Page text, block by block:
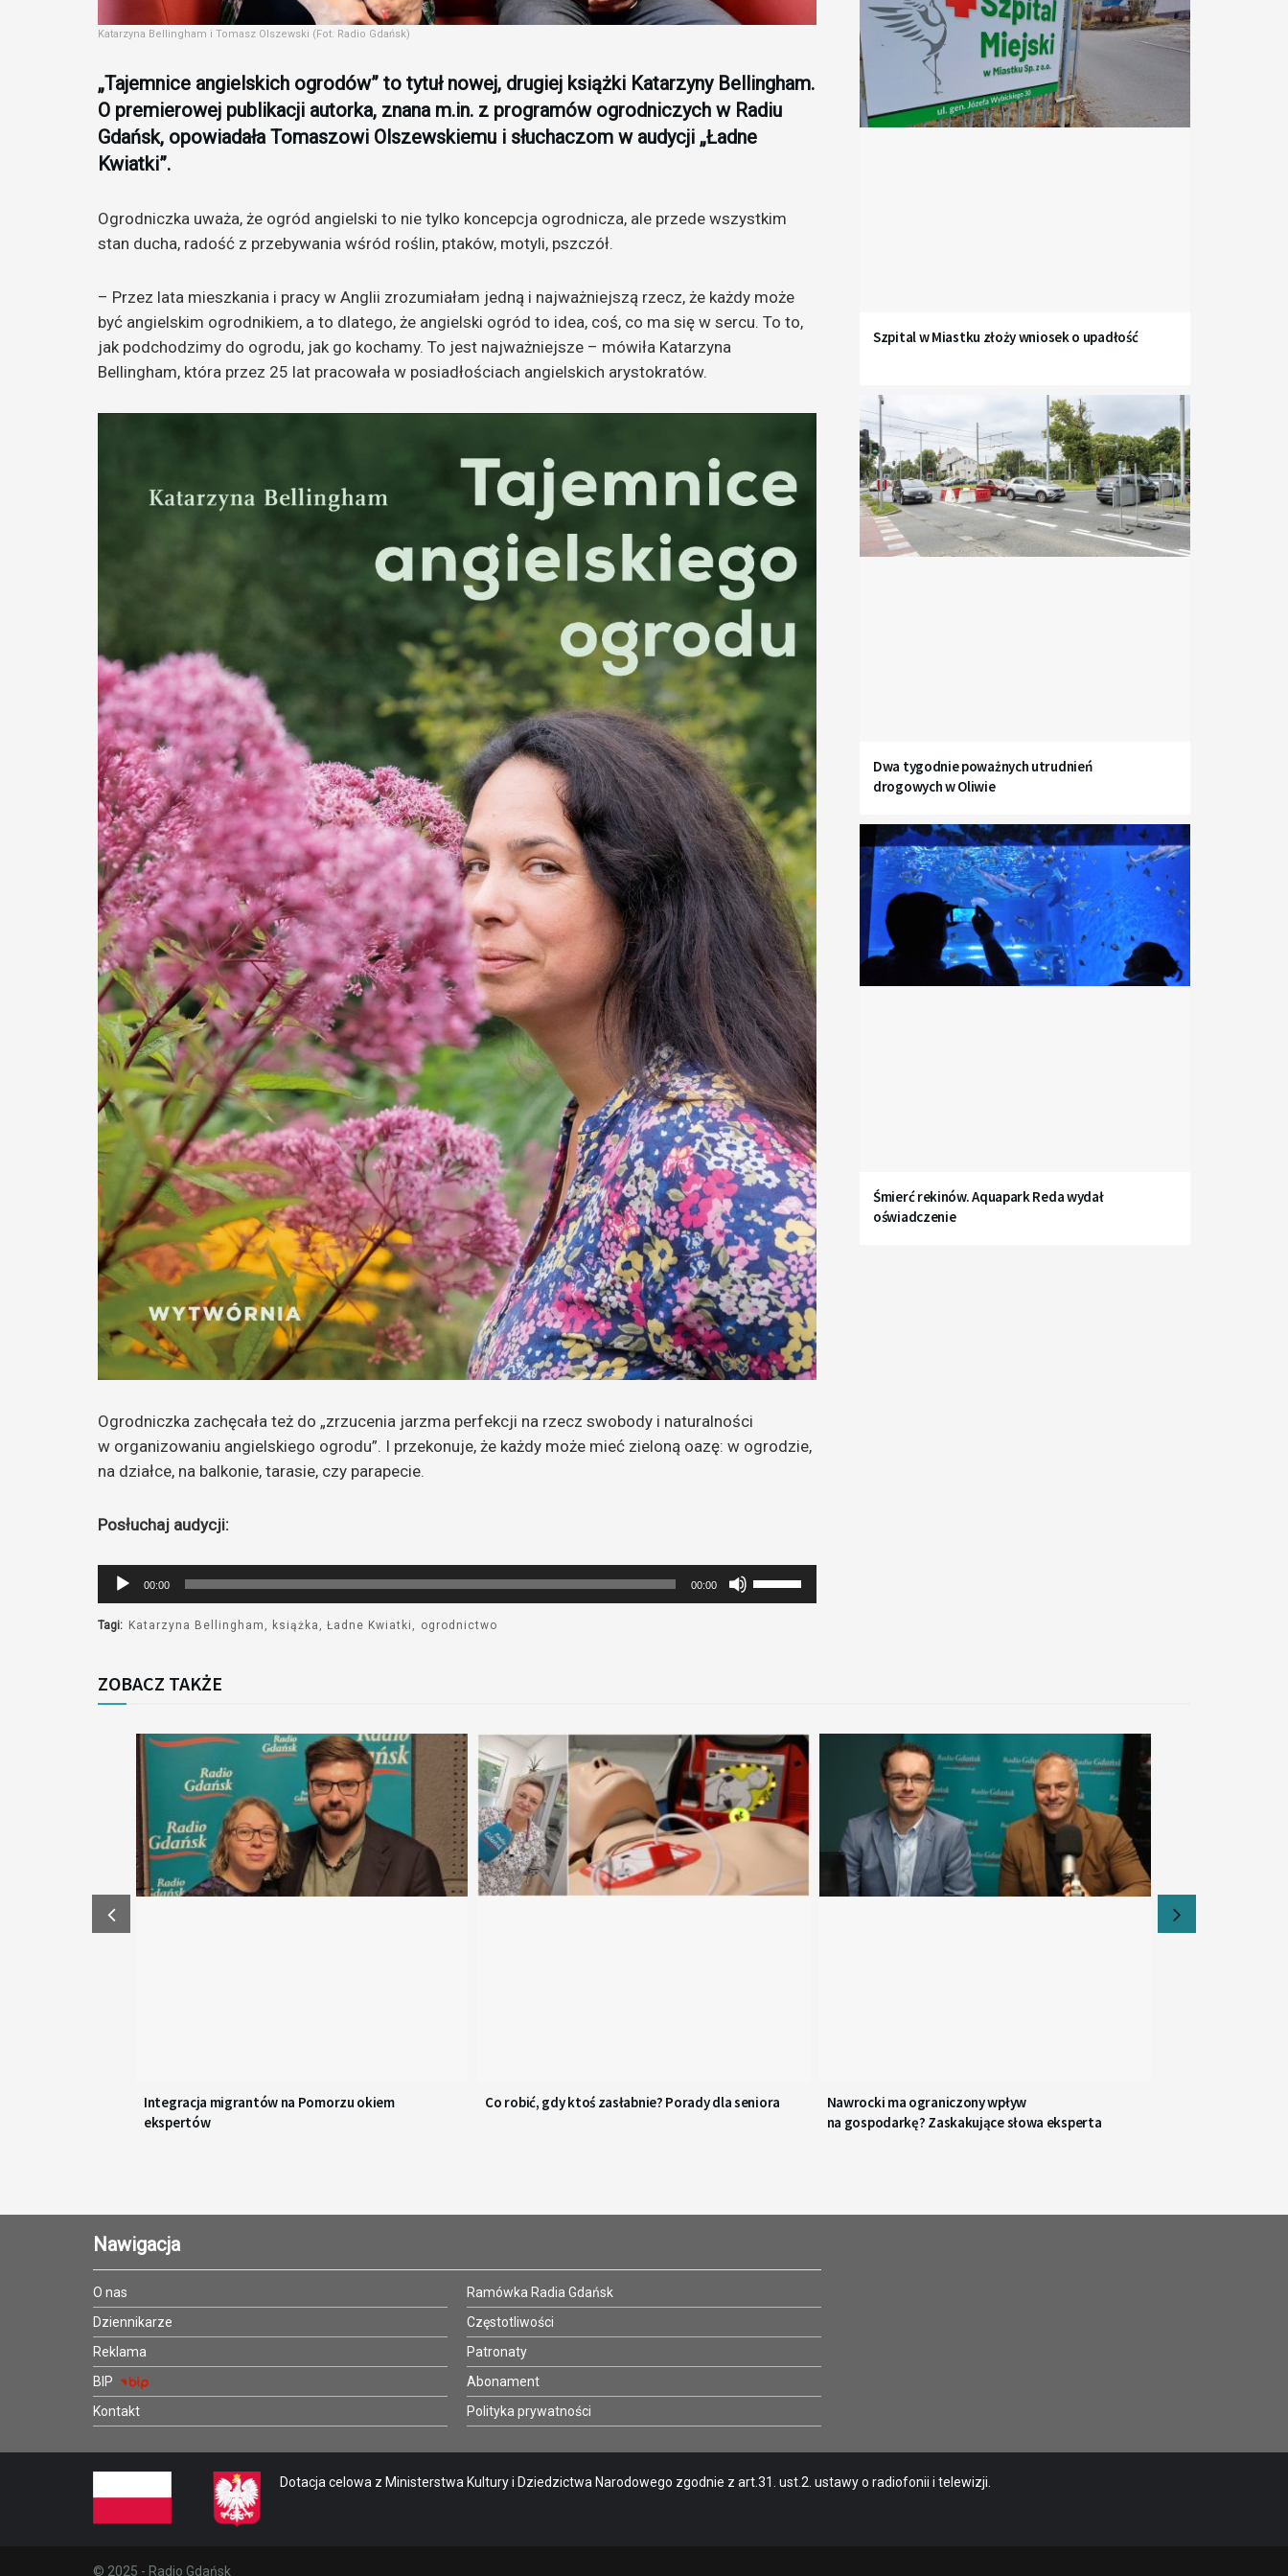
Katarzyna Bellingham i Tomasz Olszewski (Fot. Radio Gdańsk)
„Tajemnice angielskich ogrodów” to tytuł nowej, drugiej książki Katarzyny Bellingham.
O premierowej publikacji autorka, znana m.in. z programów ogrodniczych w Radiu
Gdańsk, opowiadała Tomaszowi Olszewskiemu i słuchaczom w audycji „Ładne
Kwiatki”.
Ogrodniczka uważa, że ogród angielski to nie tylko koncepcja ogrodnicza, ale przede wszystkim
stan ducha, radość z przebywania wśród roślin, ptaków, motyli, pszczół.
– Przez lata mieszkania i pracy w Anglii zrozumiałam jedną i najważniejszą rzecz, że każdy może
być angielskim ogrodnikiem, a to dlatego, że angielski ogród to idea, coś, co ma się w sercu. To to,
jak podchodzimy do ogrodu, jak go kochamy. To jest najważniejsze – mówiła Katarzyna
Bellingham, która przez 25 lat pracowała w posiadłościach angielskich arystokratów.
Ogrodniczka zachęcała też do „zrzucenia jarzma perfekcji na rzecz swobody i naturalności
w organizowaniu angielskiego ogrodu”. I przekonuje, że każdy może mieć zieloną oazę: w ogrodzie,
na działce, na balkonie, tarasie, czy parapecie.
Posłuchaj audycji:
Odtwarzacz
plików
dźwiękowych
00:00 00:00
strzałek
aby
zwiększyć
lub
zmniejszyć
głośność.
Tagi: Katarzyna Bellingham książka Ładne Kwiatki ogrodnictwo
Szpital w Miastku złoży wniosek o upadłość
Dwa tygodnie poważnych utrudnień
drogowych w Oliwie
Śmierć rekinów. Aquapark Reda wydał
oświadczenie
ZOBACZ TAKŻE
Integracja migrantów na Pomorzu okiem
ekspertów
Co robić, gdy ktoś zasłabnie? Porady dla seniora
Nawrocki ma ograniczony wpływ
na gospodarkę? Zaskakujące słowa eksperta
Nawigacja
O nas
Dziennikarze
Reklama
BIP
Kontakt
Ramówka Radia Gdańsk
Częstotliwości
Patronaty
Abonament
Polityka prywatności
Dotacja celowa z Ministerstwa Kultury i Dziedzictwa Narodowego zgodnie z art.31. ust.2. ustawy o radiofonii i telewizji.
© 2025 - Radio Gdańsk